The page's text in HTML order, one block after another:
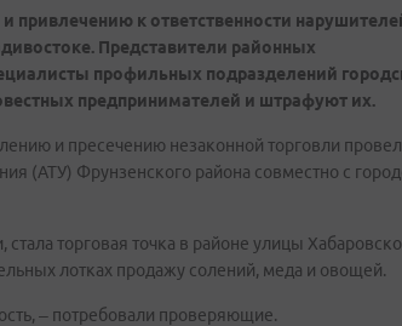
привлечению к ответственности
Представители районных
профильных подразделений
предпринимателей и штрафуют их.
и пресечению незаконной торговли
(АТУ) Фрунзенского района совместно с
торговая точка в районе улицы
лотках продажу солений, меда и овощей.
– потребовали проверяющие.